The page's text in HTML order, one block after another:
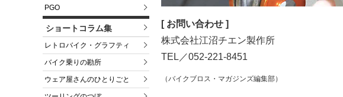
PGO
ショートコラム集
レトロバイク・グラフティ
バイク乗りの勘所
ウェア屋さんのひとりごと
[ お問い合わせ ]
株式会社江沼チエン製作所
TEL／052-221-8451
（バイクブロス・マガジンズ編集部）